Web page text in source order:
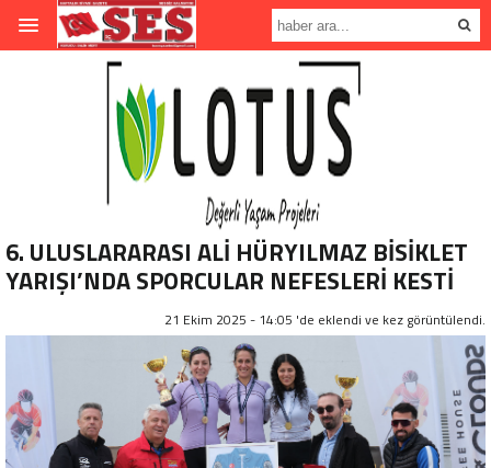
6. ULUSLARARASI ALİ HÜRYILMAZ BİSİKLET
YARIŞI’NDA SPORCULAR NEFESLERİ KESTİ
21 Ekim 2025 - 14:05 'de eklendi ve kez görüntülendi.